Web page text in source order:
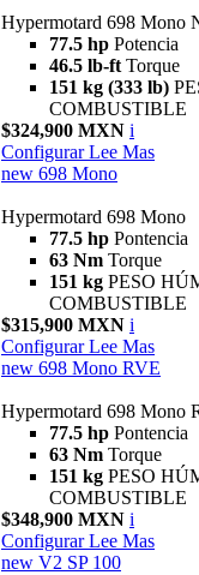
Hypermotard 698 Mono
77.5 hp Potencia
46.5 lb-ft Torque
151 kg (333 lb)
COMBUSTIBLE
$324,900 MXN i
Configurar Lee Mas
new 698 Mono
Hypermotard 698 Mono
77.5 hp Pontencia
63 Nm Torque
151 kg PESO
COMBUSTIBLE
$315,900 MXN i
Configurar Lee Mas
new 698 Mono RVE
Hypermotard 698 Mono
77.5 hp Pontencia
63 Nm Torque
151 kg PESO
COMBUSTIBLE
$348,900 MXN i
Configurar Lee Mas
new V2 SP 100